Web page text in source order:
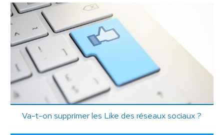
Va-t-on supprimer les Like des réseaux sociaux ?